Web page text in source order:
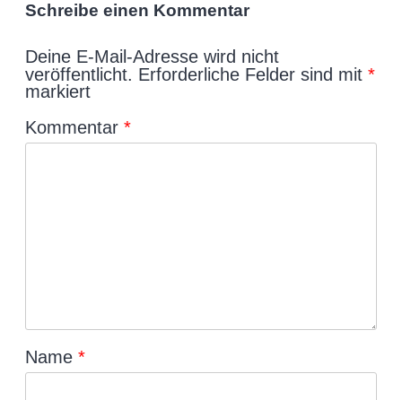
Schreibe einen Kommentar
Deine E-Mail-Adresse wird nicht
veröffentlicht. Erforderliche Felder sind mit *
markiert
Kommentar *
Name *